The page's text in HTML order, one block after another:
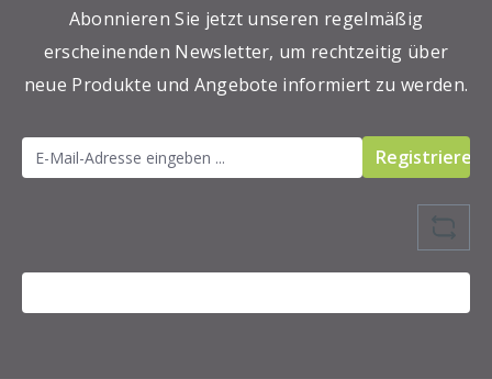
Abonnieren Sie jetzt unseren regelmäßig
erscheinenden Newsletter, um rechtzeitig über
neue Produkte und Angebote informiert zu werden.
Registrieren